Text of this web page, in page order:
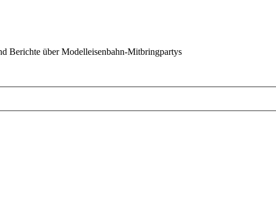
Berichte über Modelleisenbahn-Mitbringpartys